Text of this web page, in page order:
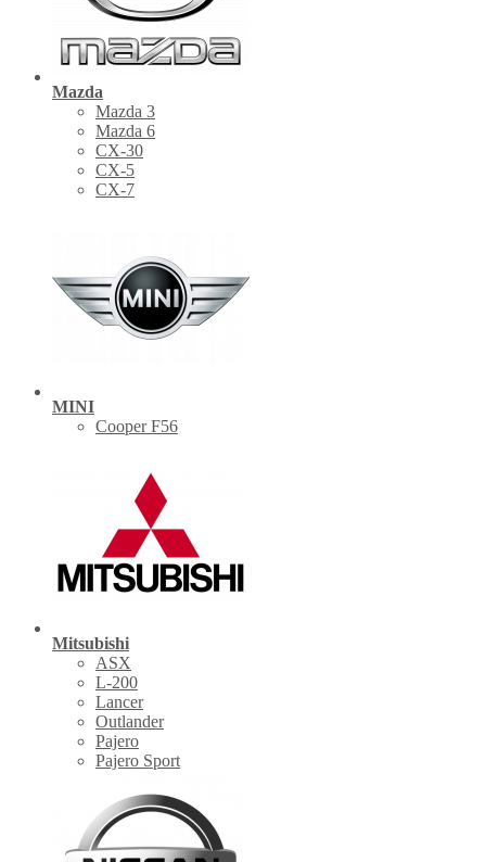
Mazda
Mazda 3
Mazda 6
CX-30
СХ-5
CX-7
MINI
Cooper F56
Mitsubishi
ASX
L-200
Lancer
Outlander
Pajero
Pajero Sport